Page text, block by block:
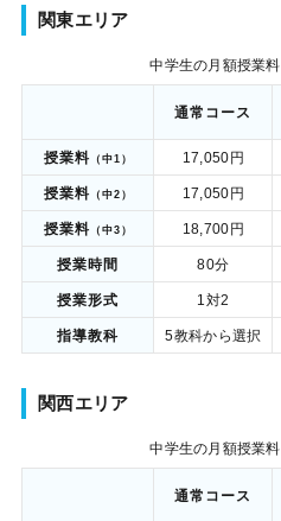
関東エリア
中学生の月額授業料
通常コース
授業料 （中1） 17,050円
授業料 （中2） 17,050円
授業料 （中3） 18,700円
授業時間 80分
授業形式 1対2
指導教科 5教科から選択
関西エリア
中学生の月額授業料
通常コース